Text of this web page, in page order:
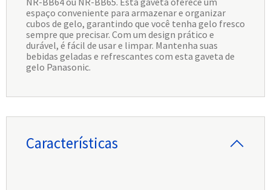
espaço conveniente para armazenar e organizar
cubos de gelo, garantindo que você tenha gelo fresco
sempre que precisar. Com um design prático e
durável, é fácil de usar e limpar. Mantenha suas
bebidas geladas e refrescantes com esta gaveta de
gelo Panasonic.
Características